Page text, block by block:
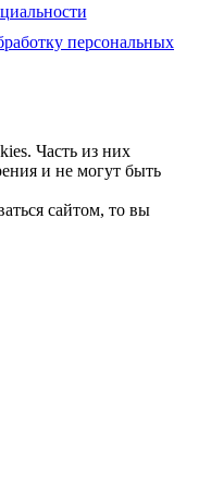
персональных
Часть из них
и не могут быть
сайтом, то вы